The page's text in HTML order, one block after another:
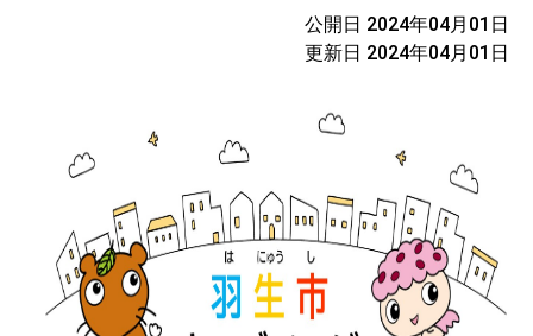
公開日 2024年04月01日
更新日 2024年04月01日